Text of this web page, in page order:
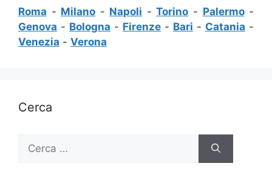
Roma - Milano - Napoli -Torino - Palermo-
Genova - Bologna - Firenze - Bari - Catania -
Venezia - Verona
Cerca
per: